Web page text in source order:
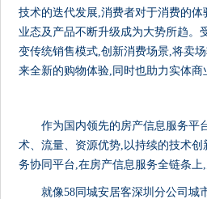
技术的迭代发展,消费者对于消费的
业态及产品不断升级成为大势所趋。
变传统销售模式,创新消费场景,将卖
来全新的购物体验,同时也助力实体商
作为国内领先的房产信息服务平
术、流量、资源优势,以持续的技术
务协同平台,在房产信息服务全链条上
就像58同城安居客深圳分公司城